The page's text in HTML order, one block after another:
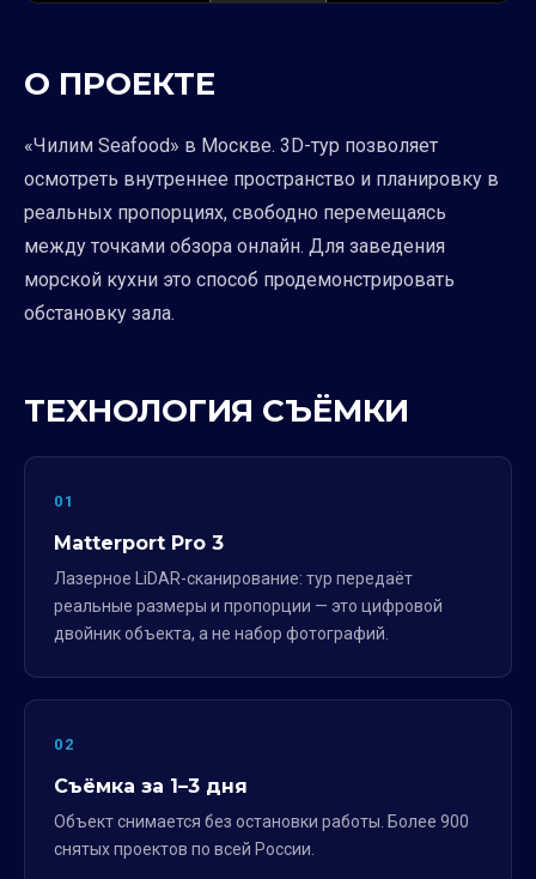
О ПРОЕКТЕ
«Чилим Seafood» в Москве. 3D-тур позволяет
осмотреть внутреннее пространство и планировку в
реальных пропорциях, свободно перемещаясь
между точками обзора онлайн. Для заведения
морской кухни это способ продемонстрировать
обстановку зала.
ТЕХНОЛОГИЯ СЪЁМКИ
01
Matterport Pro 3
Лазерное LiDAR-сканирование: тур передаёт
реальные размеры и пропорции — это цифровой
двойник объекта, а не набор фотографий.
02
Съёмка за 1–3 дня
Объект снимается без остановки работы. Более 900
снятых проектов по всей России.